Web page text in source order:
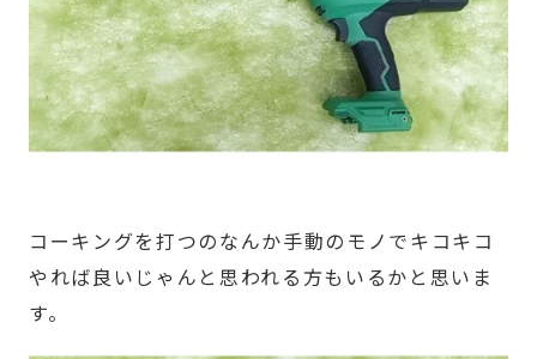
コーキングを打つのなんか手動のモノでキコキコ
やれば良いじゃんと思われる方もいるかと思いま
す。